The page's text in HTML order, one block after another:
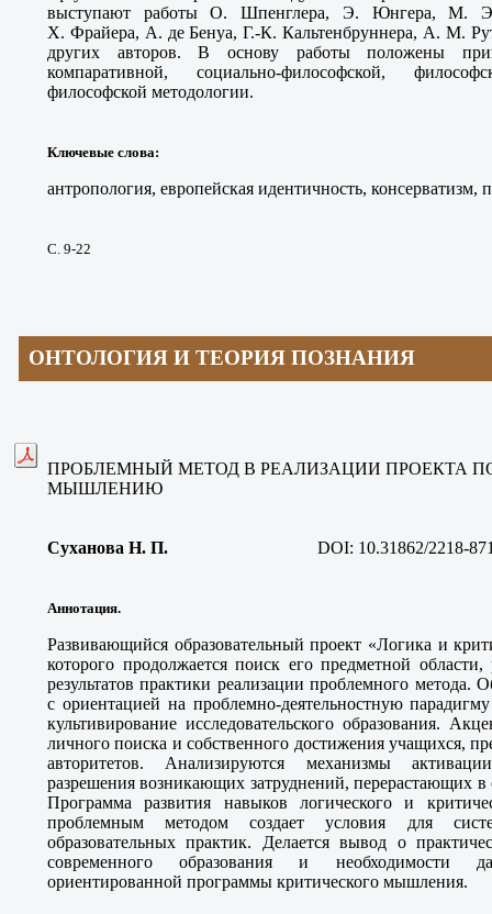
выступают работы О. Шпенглера, Э. Юнгера, М.
Х. Фрайера, А. де Бенуа, Г.-К. Кальтенбруннера, А. М.
других авторов. В основу работы положены
компаративной, социально-философской,
философской методологии.
Ключевые слова:
антропология, европейская идентичность, консерватизм,
С. 9-22
ОНТОЛОГИЯ И ТЕОРИЯ ПОЗНАНИЯ
ПРОБЛЕМНЫЙ МЕТОД В РЕАЛИЗАЦИИ ПРОЕКТА
МЫШЛЕНИЮ
Суханова Н. П. DOI: 10.31862/2218-
Аннотация.
Развивающийся образовательный проект «Логика и
которого продолжается поиск его предметной области,
результатов практики реализации проблемного
с ориентацией на проблемно-деятельностную
культивирование исследовательского образования.
личного поиска и собственного достижения учащихся,
авторитетов. Анализируются механизмы
разрешения возникающих затруднений, перерастающих
Программа развития навыков логического и
проблемным методом создает условия для
образовательных практик. Делается вывод о
современного образования и необходимости
ориентированной программы критического мышления.